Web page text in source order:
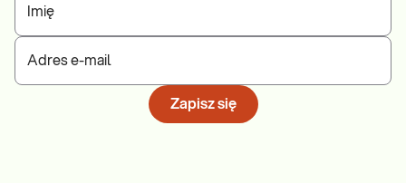
Imię
Adres e-mail
Zapisz się